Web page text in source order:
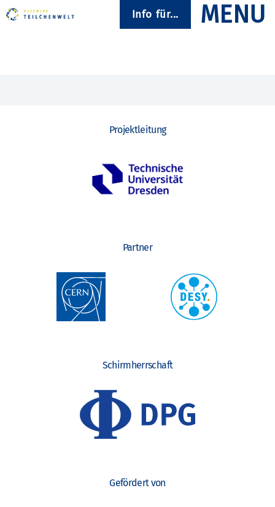
Info für...
Projektleitung
Partner
Schirmherrschaft
Gefördert von